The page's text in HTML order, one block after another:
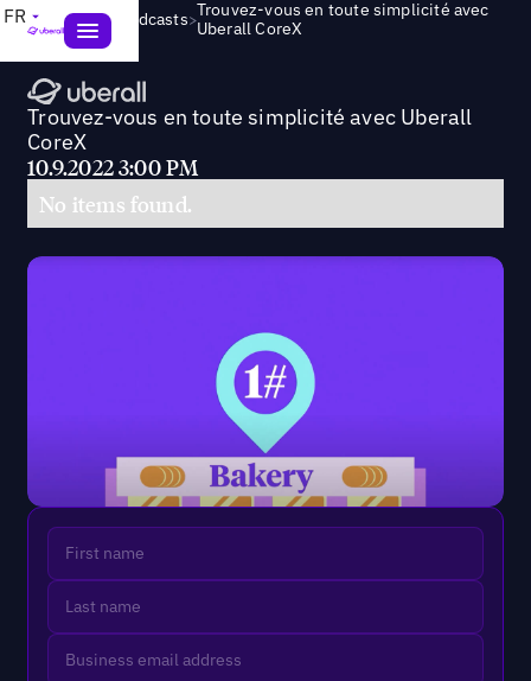
FR Webinars & Podcasts>Trouvez-vous en toute simplicité avec
Uberall CoreX
Trouvez-vous en toute simplicité avec Uberall
CoreX
10.9.2022 3:00 PM
No items found.